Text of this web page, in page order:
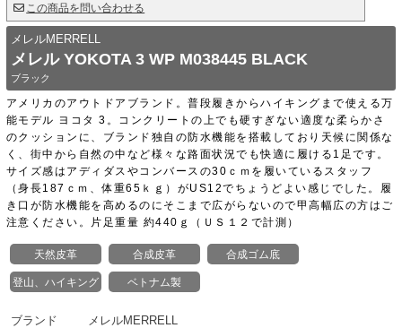
アメリカのアウトドアブランド。普段履きからハイキングまで使える万
能モデル ヨコタ 3。コンクリートの上でも硬すぎない適度な柔らかさ
のクッションに、ブランド独自の防水機能を搭載しており天候に関係な
く、街中から自然の中など様々な路面状況でも快適に履ける1足です。
サイズ感はアディダスやコンバースの30ｃｍを履いているスタッフ
（身長187ｃｍ、体重65ｋｇ）がUS12でちょうどよい感じでした。履
き口が防水機能を高めるのにそこまで広がらないので甲高幅広の方はご
注意ください。片足重量 約440ｇ（ＵＳ１２で計測）
天然皮革 合成皮革 合成ゴム底
登山、ハイキング ベトナム製
ブランド メレルMERRELL
メレルMERRELL
メレル YOKOTA 3 WP M038445 BLACK
ブラック
この商品を問い合わせる